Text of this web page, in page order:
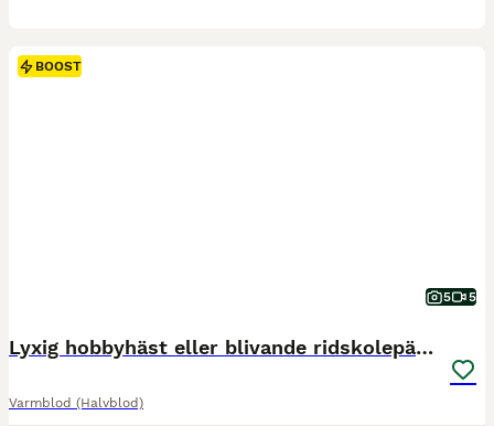
BOOST
5 5
Lyxig hobbyhäst eller blivande ridskolepärla
Varmblod (Halvblod)